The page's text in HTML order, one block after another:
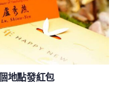
地點發紅包